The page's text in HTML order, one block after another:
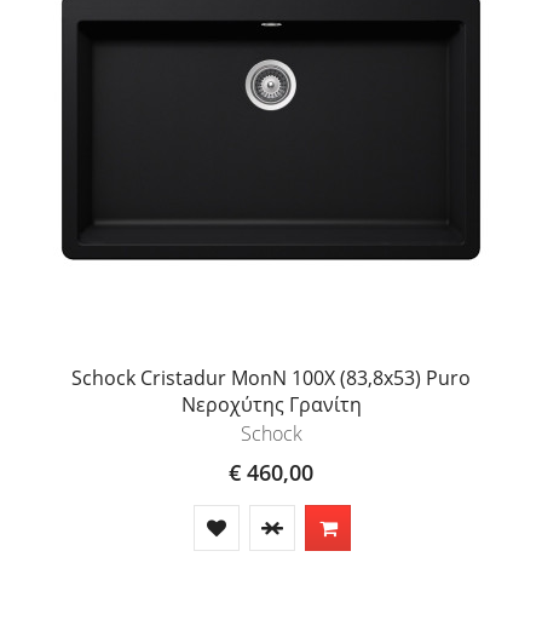
Schock Cristadur MonN 100X (83,8x53) Puro
Νεροχύτης Γρανίτη
Schock
€ 460,00